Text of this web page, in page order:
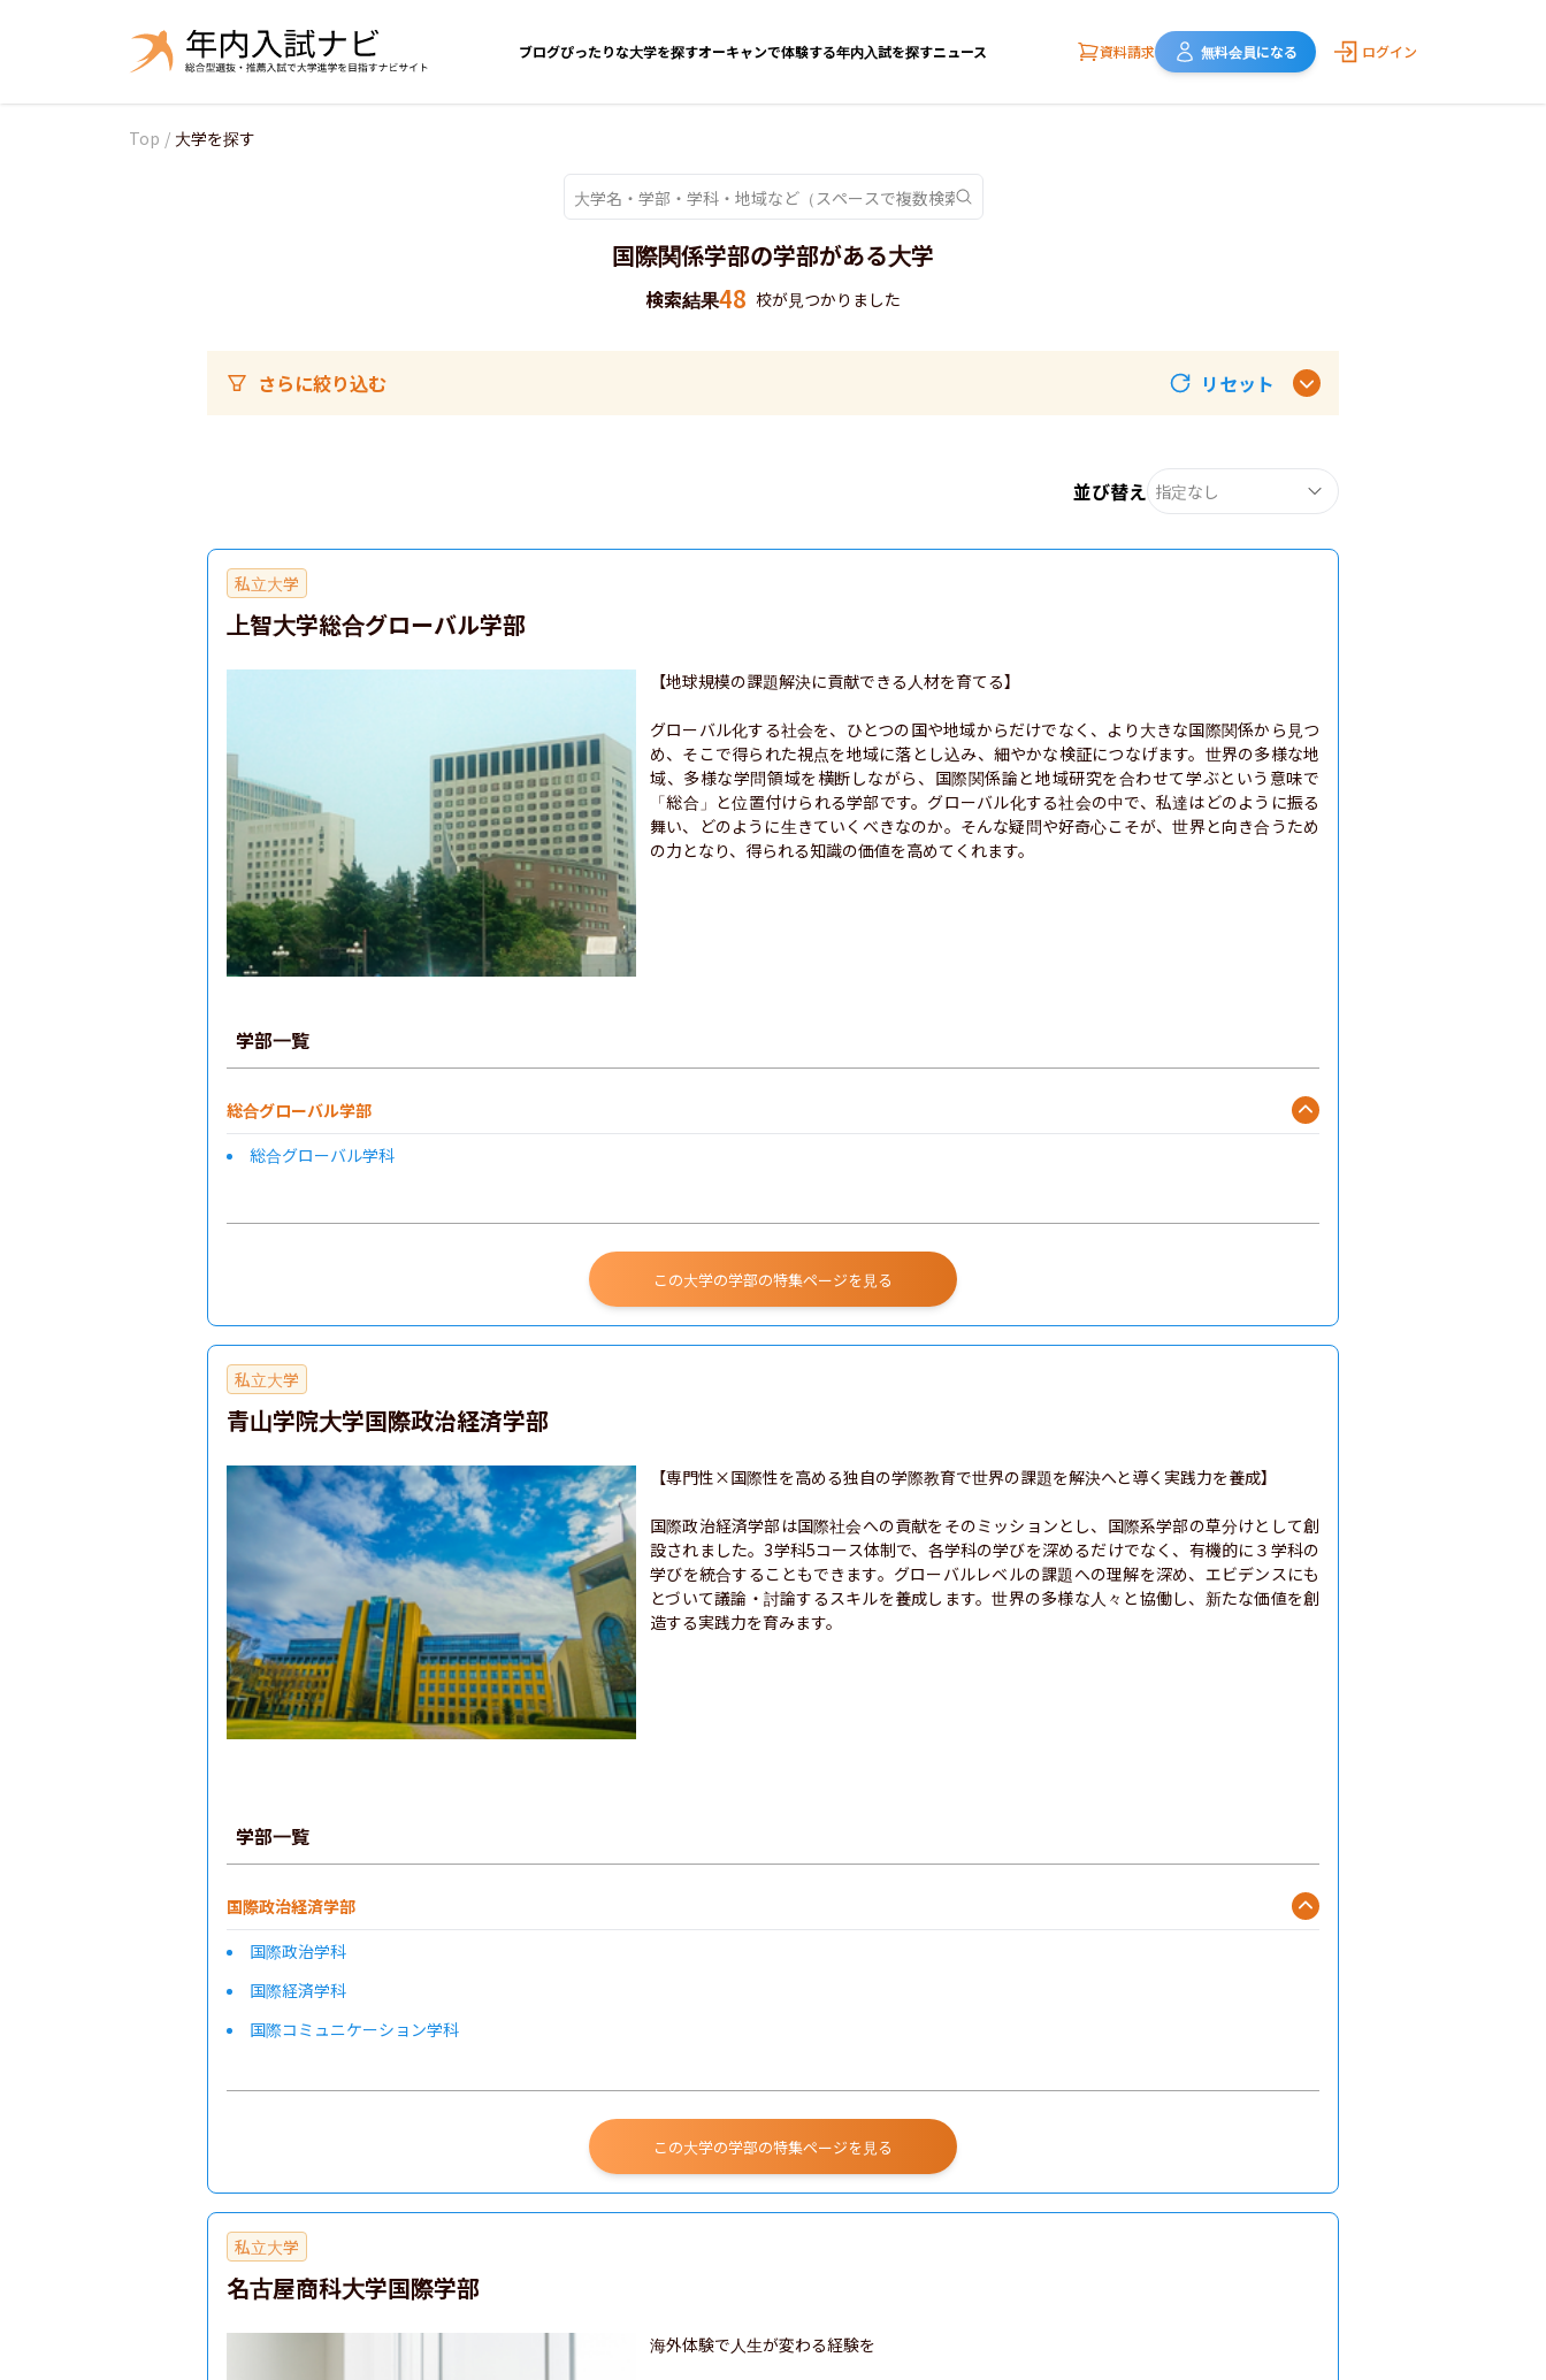
ブログぴったりな大学を探すオーキャンで体験する年内入試を探すニュース 資料請求 無料会員になる ログイン
Top / 大学を探す
国際関係学部の学部がある大学
検索結果48 校が見つかりました
さらに絞り込む リセット
並び替え 指定なし
私立大学
上智大学総合グローバル学部
【地球規模の課題解決に貢献できる人材を育てる】
グローバル化する社会を、ひとつの国や地域からだけでなく、より大きな国際関係から見つ
め、そこで得られた視点を地域に落とし込み、細やかな検証につなげます。世界の多様な地
域、多様な学問領域を横断しながら、国際関係論と地域研究を合わせて学ぶという意味で
「総合」と位置付けられる学部です。グローバル化する社会の中で、私達はどのように振る
舞い、どのように生きていくべきなのか。そんな疑問や好奇心こそが、世界と向き合うため
の力となり、得られる知識の価値を高めてくれます。
学部一覧
総合グローバル学部
総合グローバル学科
この大学の学部の特集ページを見る
私立大学
青山学院大学国際政治経済学部
【専門性×国際性を高める独自の学際教育で世界の課題を解決へと導く実践力を養成】
国際政治経済学部は国際社会への貢献をそのミッションとし、国際系学部の草分けとして創
設されました。3学科5コース体制で、各学科の学びを深めるだけでなく、有機的に３学科の
学びを統合することもできます。グローバルレベルの課題への理解を深め、エビデンスにも
とづいて議論・討論するスキルを養成します。世界の多様な人々と協働し、新たな価値を創
造する実践力を育みます。
学部一覧
国際政治経済学部
国際政治学科
国際経済学科
国際コミュニケーション学科
この大学の学部の特集ページを見る
私立大学
名古屋商科大学国際学部
海外体験で人生が変わる経験を